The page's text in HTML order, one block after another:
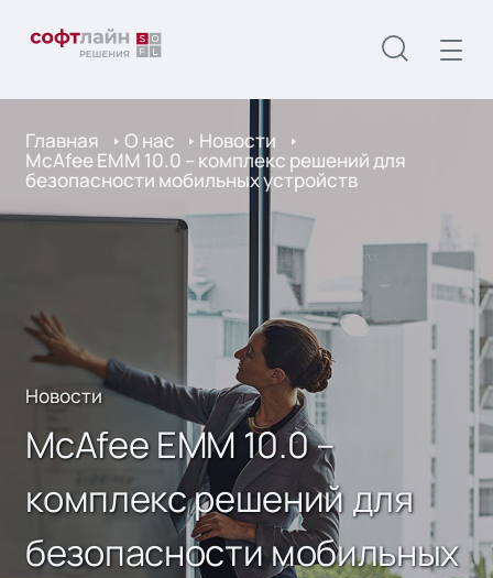
Главная О нас Новости
McAfee EMM 10.0 – комплекс решений для
безопасности мобильных устройств
Новости
McAfee EMM 10.0 –
комплекс решений для
безопасности мобильных